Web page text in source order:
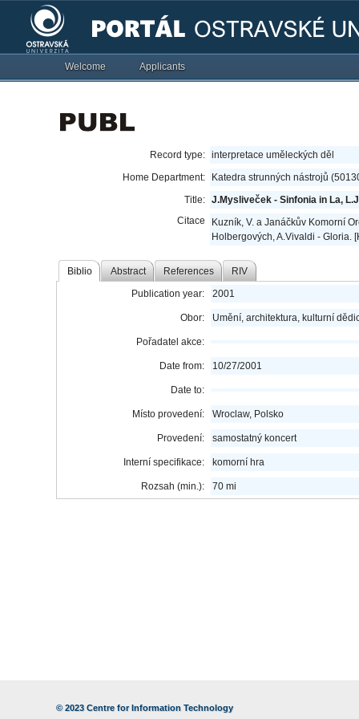
Welcome Applicants
Record type: interpretace uměleckých děl
Home Department:
Katedra strunných nástrojů
Title: J.Mysliveček - Sinfonia in La,
Citace
Kuzník, V. a Janáčkův Komorní
Holbergových, A.Vivaldi - Gloria.
Biblio Abstract References RIV
Publication year: 2001
Obor: Umění, architektura, kulturní
Pořadatel akce:
Date from: 10/27/2001
Date to:
Místo provedení: Wroclaw, Polsko
Provedení: samostatný koncert
Interní specifikace: komorní hra
Rozsah (min.): 70 mi
© 2023 Centre for Information Technology